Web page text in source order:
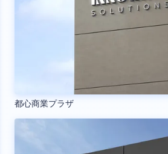
都心商業プラザ